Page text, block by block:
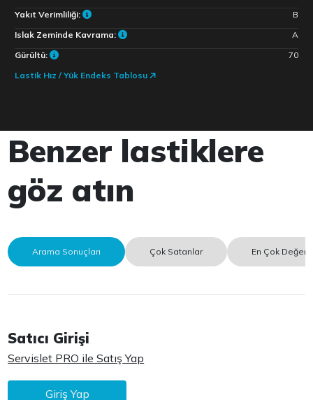
Yakıt Verimliliği:
B
Islak Zeminde Kavrama:
A
Gürültü:
70
Lastik Hız / Yük Endeks Tablosu
Benzer lastiklere
göz atın
Arama Sonuçları Çok Satanlar En Çok
Satıcı Girişi
Servislet PRO ile Satış Yap
Giriş Yap